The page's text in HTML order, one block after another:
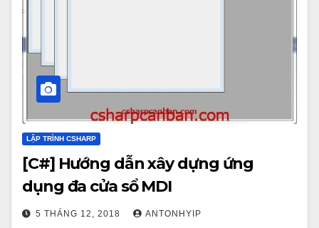
LẬP TRÌNH CSHARP
[C#] Hướng dẫn xây dựng ứng
dụng đa cửa sổ MDI
5 THÁNG 12, 2018 ANTONHYIP